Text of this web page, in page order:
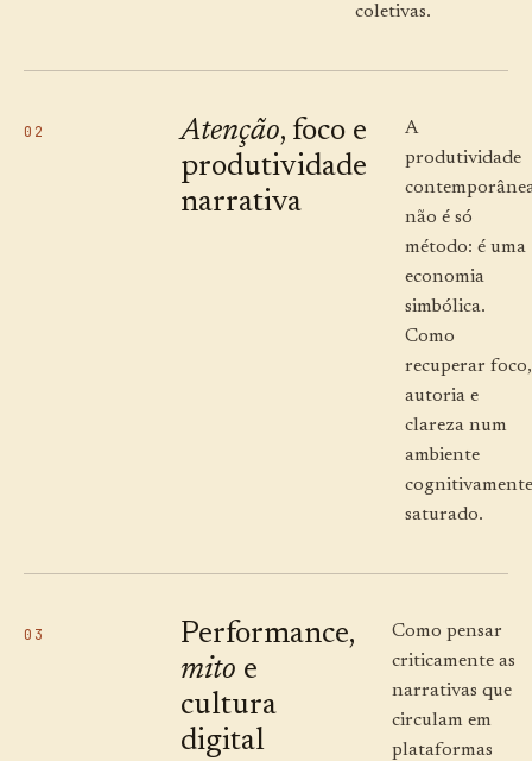
coletivas.
02 Atenção, foco e
produtividade
narrativa
A
produtividade
não é só
método: é uma
economia
simbólica.
Como
recuperar foco,
autoria e
clareza num
ambiente
cognitivamente
saturado.
03
Performance,
mito e
cultura
digital
Como pensar
criticamente as
narrativas que
circulam em
plataformas